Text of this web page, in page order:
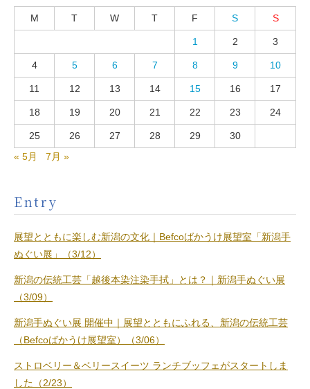
M T W T F S S
1 2 3
4 5 6 7 8 9 10
11 12 13 14 15 16 17
18 19 20 21 22 23 24
25 26 27 28 29
30
« 5月
7月 »
Entry
展望とともに楽しむ新潟の文化｜Befcoばかうけ展望室「新潟手
ぬぐい展」（3/12）
新潟の伝統工芸「越後本染注染手拭」とは？｜新潟手ぬぐい展
（3/09）
新潟手ぬぐい展 開催中｜展望とともにふれる、新潟の伝統工芸
（Befcoばかうけ展望室）（3/06）
ストロベリー＆ベリースイーツ ランチブッフェがスタートしま
した（2/23）